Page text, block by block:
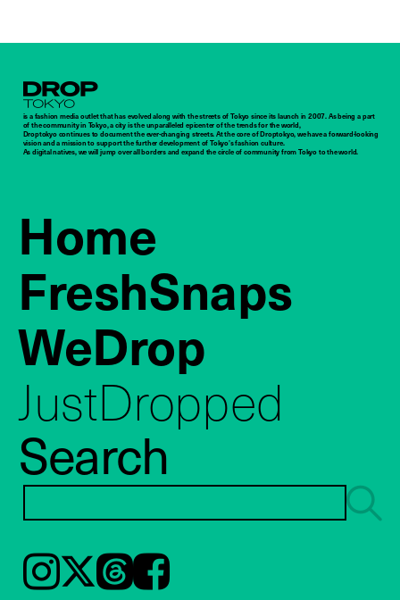
Droptokyo
is a fashion media outlet that has evolved along with the streets of Tokyo since its launch in 2007. As being a part
of the community in Tokyo, a city is the unparalleled epicenter of the trends for the world,
Droptokyo continues to document the ever-changing streets. At the core of Droptokyo, we have a forward-looking
vision and a mission to support the further development of Tokyo’s fashion culture.
As digital natives, we will jump over all borders and expand the circle of community from Tokyo to the world.
Home
FreshSnaps
WeDrop
JustDropped
Search
Instagram𝕏ThreadsFacebook